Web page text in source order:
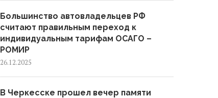
Большинство автовладельцев РФ
считают правильным переход к
индивидуальным тарифам ОСАГО –
РОМИР
26.12.2025
В Черкесске прошел вечер памяти